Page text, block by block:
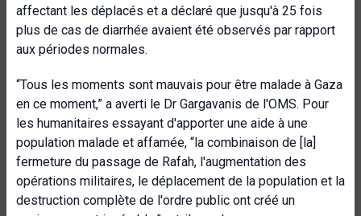
affectant les déplacés et a déclaré que jusqu'à 25 fois
plus de cas de diarrhée avaient été observés par rapport
aux périodes normales.
“Tous les moments sont mauvais pour être malade à Gaza
en ce moment,” a averti le Dr Gargavanis de l'OMS. Pour
les humanitaires essayant d'apporter une aide à une
population malade et affamée, “la combinaison de [la]
fermeture du passage de Rafah, l'augmentation des
opérations militaires, le déplacement de la population et la
destruction complète de l'ordre public ont créé un